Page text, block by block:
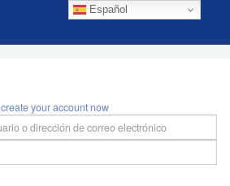
Español
create your account now